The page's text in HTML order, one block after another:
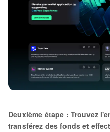
Deuxième étape : Trouvez
transférez des fonds et